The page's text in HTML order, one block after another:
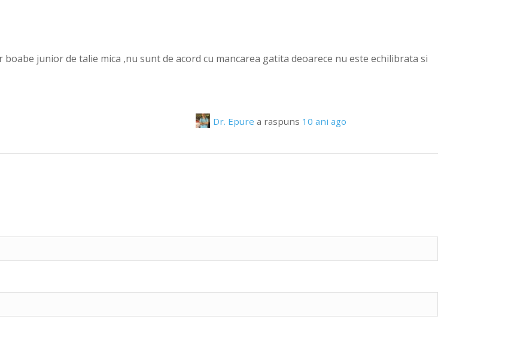
boabe junior de talie mica ,nu sunt de acord cu mancarea gatita deoarece nu este echilibrata si
Dr. Epure a raspuns 10 ani ago